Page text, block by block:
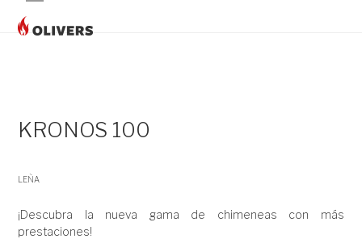
Open
Close
KRONOS 100
LEÑA
¡Descubra la nueva gama de chimeneas con más
prestaciones!